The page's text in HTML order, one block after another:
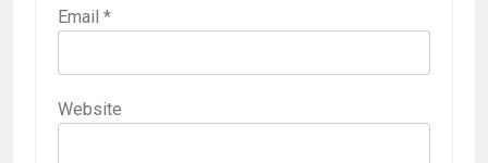
Email *
Website